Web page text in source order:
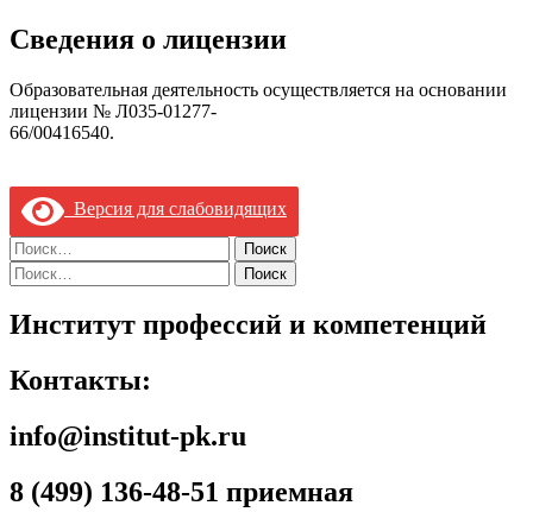
Сведения о лицензии
Образовательная деятельность осуществляется на основании
лицензии № Л035-01277-
66/00416540.
Версия для слабовидящих
Найти:
Найти:
Институт профессий и компетенций
Контакты:
info@institut-pk.ru
8 (499) 136-48-51 приемная